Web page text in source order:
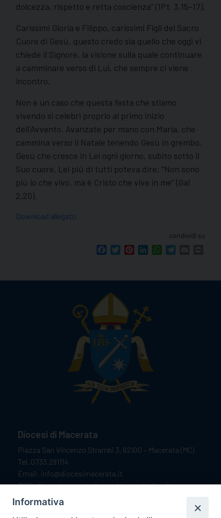
dolcezza, rispetto e retta coscienza” (1Pt 3,15-17).
Carissimi Gloria e Filippo, carissimi Figli del Sacro
Cuore di Gesù, questo credo sia quello che oggi vi
chiede il Signore, la visione sulla quale continuare
a camminare verso di Lui, che sempre ci viene
incontro.
Non è un caso che questa festa che stiamo
vivendo si celebri proprio al primo inizio
dell’Avvento. Avanzate per mano con Maria, che
cammina verso il Natale tenendo Gesù in grembo.
Gesù che cresce in Lei ogni giorno, subito sotto il
Suo cuore. Lei più di tutti poteva dire: “Non sono
più io che vivo, ma è Cristo che vive in me” (Gal
2,20).
Download allegato
condividi su
FacebookTwitterPinterestLinkedInWhatsApp
Diocesi di Macerata
Piazza San Vincenzo Strambi 3, 62100 – Macerata (MC)
Tel. 0733.291114
Email: info@diocesimacerata.it
PEC: diocesimacerata@pec.chiesacattolica.it
Comunicazioni urgenti WhatsApp:
Informativa